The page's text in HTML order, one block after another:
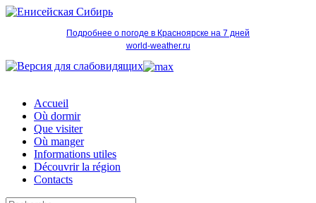
Подробнее о погоде в Красноярске на 7 дней
world-weather.ru
Accueil
Où dormir
Que visiter
Où manger
Informations utiles
Découvrir la région
Contacts